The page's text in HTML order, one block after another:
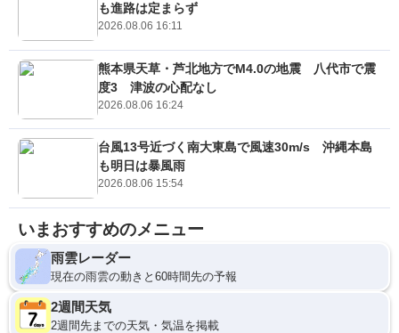
も進路は定まらず
2026.08.06 16:11
熊本県天草・芦北地方でM4.0の地震 八代市で震
度3 津波の心配なし
2026.08.06 16:24
台風13号近づく南大東島で風速30m/s 沖縄本島
も明日は暴風雨
2026.08.06 15:54
いまおすすめのメニュー
雨雲レーダー
現在の雨雲の動きと60時間先の予報
2週間天気
2週間先までの天気・気温を掲載